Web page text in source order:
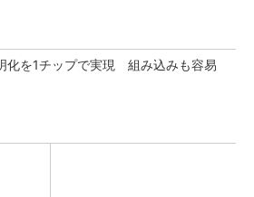
化を1チップで実現 組み込みも容易